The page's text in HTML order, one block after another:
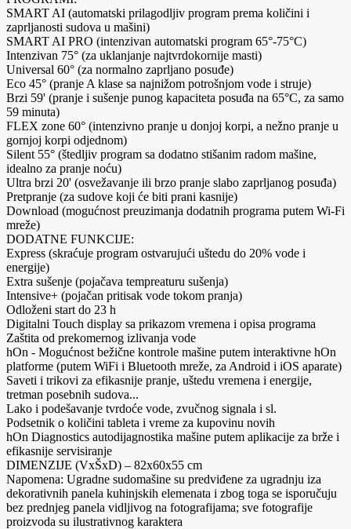
SMART AI (automatski prilagodljiv program prema količini i
zaprljanosti sudova u mašini)
SMART AI PRO (intenzivan automatski program 65°-75°C)
Intenzivan 75° (za uklanjanje najtvrdokornije masti)
Universal 60° (za normalno zaprljano posuđe)
Eco 45° (pranje A klase sa najnižom potrošnjom vode i struje)
Brzi 59' (pranje i sušenje punog kapaciteta posuđa na 65°C, za samo
59 minuta)
FLEX zone 60° (intenzivno pranje u donjoj korpi, a nežno pranje u
gornjoj korpi odjednom)
Silent 55° (štedljiv program sa dodatno stišanim radom mašine,
idealno za pranje noću)
Ultra brzi 20' (osvežavanje ili brzo pranje slabo zaprljanog posuđa)
Pretpranje (za sudove koji će biti prani kasnije)
Download (mogućnost preuzimanja dodatnih programa putem Wi-Fi
mreže)
DODATNE FUNKCIJE:
Express (skraćuje program ostvarujući uštedu do 20% vode i
energije)
Extra sušenje (pojačava tempreaturu sušenja)
Intensive+ (pojačan pritisak vode tokom pranja)
Odloženi start do 23 h
Digitalni Touch display sa prikazom vremena i opisa programa
Zaštita od prekomernog izlivanja vode
hOn - Mogućnost bežične kontrole mašine putem interaktivne hOn
platforme (putem WiFi i Bluetooth mreže, za Android i iOS aparate)
Saveti i trikovi za efikasnije pranje, uštedu vremena i energije,
tretman posebnih sudova...
Lako i podešavanje tvrdoće vode, zvučnog signala i sl.
Podsetnik o količini tableta i vreme za kupovinu novih
hOn Diagnostics autodijagnostika mašine putem aplikacije za brže i
efikasnije servisiranje
DIMENZIJE (VxŠxD) – 82x60x55 cm
Napomena: Ugradne sudomašine su predviđene za ugradnju iza
dekorativnih panela kuhinjskih elemenata i zbog toga se isporučuju
bez prednjeg panela vidljivog na fotografijama; sve fotografije
proizvoda su ilustrativnog karaktera